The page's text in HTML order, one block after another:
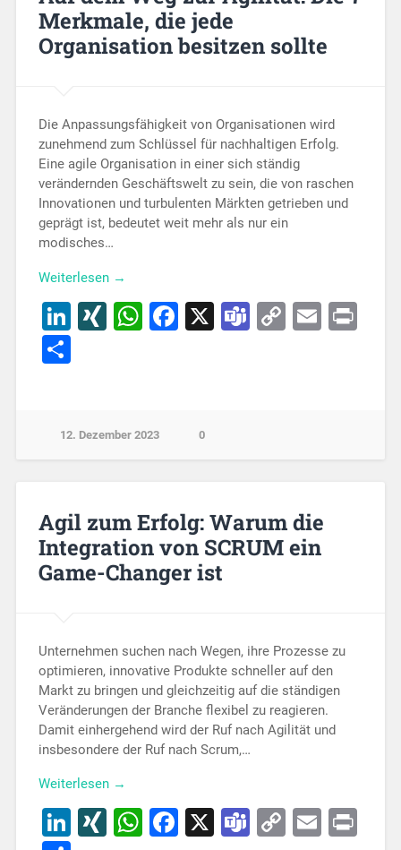
Merkmale, die jede
Organisation besitzen sollte
Die Anpassungsfähigkeit von Organisationen wird
zunehmend zum Schlüssel für nachhaltigen Erfolg.
Eine agile Organisation in einer sich ständig
verändernden Geschäftswelt zu sein, die von raschen
Innovationen und turbulenten Märkten getrieben und
geprägt ist, bedeutet weit mehr als nur ein
modisches…
Weiterlesen →
LinkedIn
XINGWhatsApp
Facebook
X Teams
CopyEmail
Teilen
12. Dezember 2023 0
Agil zum Erfolg: Warum die
Integration von SCRUM ein
Game-Changer ist
Unternehmen suchen nach Wegen, ihre Prozesse zu
optimieren, innovative Produkte schneller auf den
Markt zu bringen und gleichzeitig auf die ständigen
Veränderungen der Branche flexibel zu reagieren.
Damit einhergehend wird der Ruf nach Agilität und
insbesondere der Ruf nach Scrum,…
Weiterlesen →
LinkedIn
XINGWhatsApp
Facebook
X Teams
CopyEmail